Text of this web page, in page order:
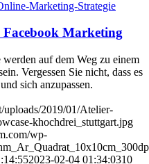
Facebook Marketing
auf dem Weg zu einem
Vergessen Sie nicht, dass es
sich anzupassen.
uploads/2019/01/Atelier-
khochdrei_stuttgart.jpg
wp-
2023-02-04 01:34:0310